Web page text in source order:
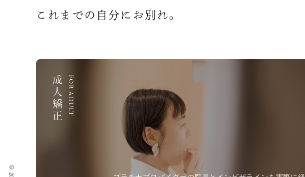
これまでの自分にお別れ。
FOR ADULT
成人矯正